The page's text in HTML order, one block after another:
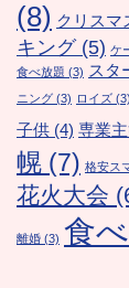
(8) クリスマ
キング(5) ケ
食べ放題 (3) スタ
ニング (3) ロイズ (3)
子供 (4) 専業
幌 (7) 格安ス
花火大会
離婚 (3) 食